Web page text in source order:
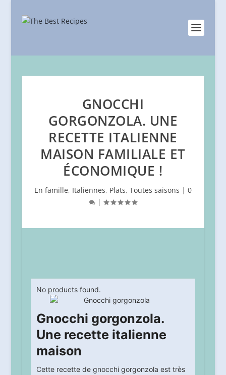
GNOCCHI
GORGONZOLA. UNE
RECETTE ITALIENNE
MAISON FAMILIALE ET
ÉCONOMIQUE !
En famille, Italiennes, Plats, Toutes saisons | 0
|
No products found.
Gnocchi gorgonzola.
Une recette italienne
maison
Cette recette de gnocchi gorgonzola est très